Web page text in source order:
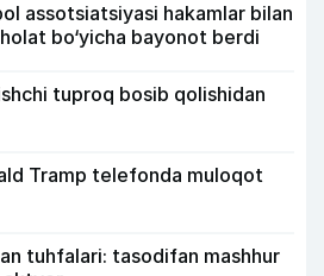
assotsiatsiyasi hakamlar bilan
bo‘yicha bayonot berdi
tuproq bosib qolishidan
Tramp telefonda muloqot
tuhfalari: tasodifan mashhur